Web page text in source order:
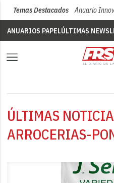
Temas Destacados Anuario
ANUARIOS PAPELÚLTIMAS
ÚLTIMAS
ARROCERIAS-